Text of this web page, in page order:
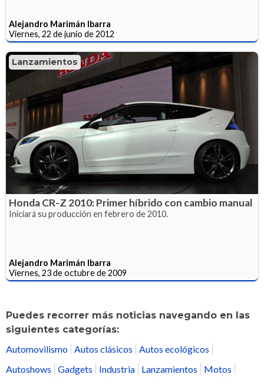
Alejandro Marimán Ibarra
Viernes, 22 de junio de 2012
Lanzamientos
Honda CR-Z 2010: Primer híbrido con cambio manual
Iniciará su producción en febrero de 2010.
Alejandro Marimán Ibarra
Viernes, 23 de octubre de 2009
Puedes recorrer más noticias navegando en las
siguientes categorías:
Automovilismo Autos clásicos
Autos ecológicos
Autoshows
Gadgets Industria Lanzamientos
Motos